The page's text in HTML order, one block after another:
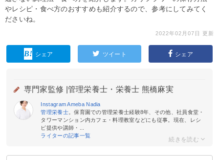
やレシピ・食べ方のおすすめも紹介するので、参考にしてみてく
ださいね。
2022年02月07日 更新
シェア ツイート シェア
専門家監修 | 管理栄養士・栄養士 熊橋麻実
Instagram Ameba Nadia
管理栄養士。保育園での管理栄養士経験8年、その他、社員食堂・
タワーマンション内カフェ・料理教室などにも従事。現在、レシ
ピ提供や講師・...
ライターの記事一覧